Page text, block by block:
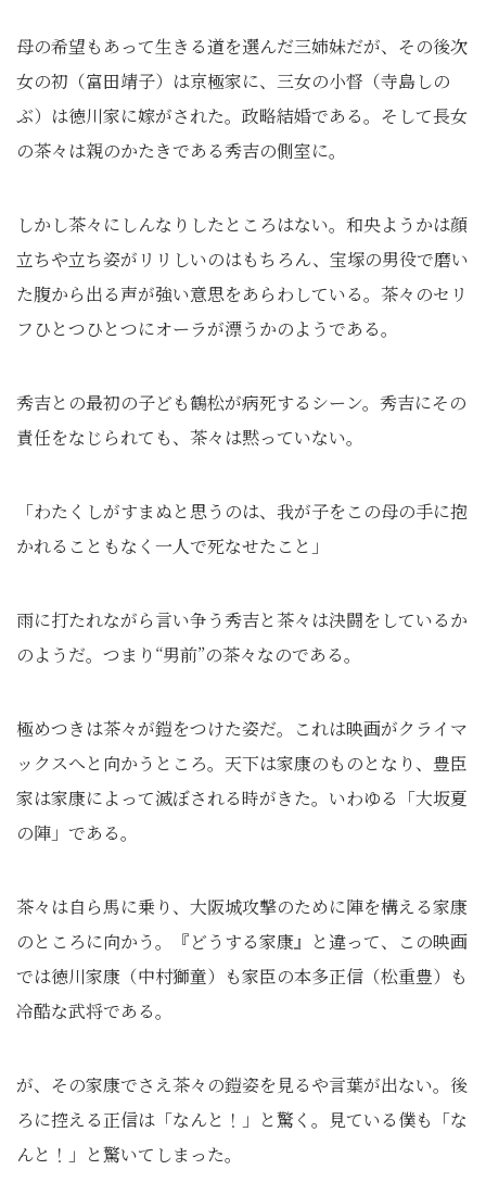
母の希望もあって生きる道を選んだ三姉妹だが、その後次
女の初（富田靖子）は京極家に、三女の小督（寺島しの
ぶ）は徳川家に嫁がされた。政略結婚である。そして長女
の茶々は親のかたきである秀吉の側室に。
しかし茶々にしんなりしたところはない。和央ようかは顔
立ちや立ち姿がリリしいのはもちろん、宝塚の男役で磨い
た腹から出る声が強い意思をあらわしている。茶々のセリ
フひとつひとつにオーラが漂うかのようである。
秀吉との最初の子ども鶴松が病死するシーン。秀吉にその
責任をなじられても、茶々は黙っていない。
「わたくしがすまぬと思うのは、我が子をこの母の手に抱
かれることもなく一人で死なせたこと」
雨に打たれながら言い争う秀吉と茶々は決闘をしているか
のようだ。つまり“男前”の茶々なのである。
極めつきは茶々が鎧をつけた姿だ。これは映画がクライマ
ックスへと向かうところ。天下は家康のものとなり、豊臣
家は家康によって滅ぼされる時がきた。いわゆる「大坂夏
の陣」である。
茶々は自ら馬に乗り、大阪城攻撃のために陣を構える家康
のところに向かう。『どうする家康』と違って、この映画
では徳川家康（中村獅童）も家臣の本多正信（松重豊）も
冷酷な武将である。
が、その家康でさえ茶々の鎧姿を見るや言葉が出ない。後
ろに控える正信は「なんと！」と驚く。見ている僕も「な
んと！」と驚いてしまった。